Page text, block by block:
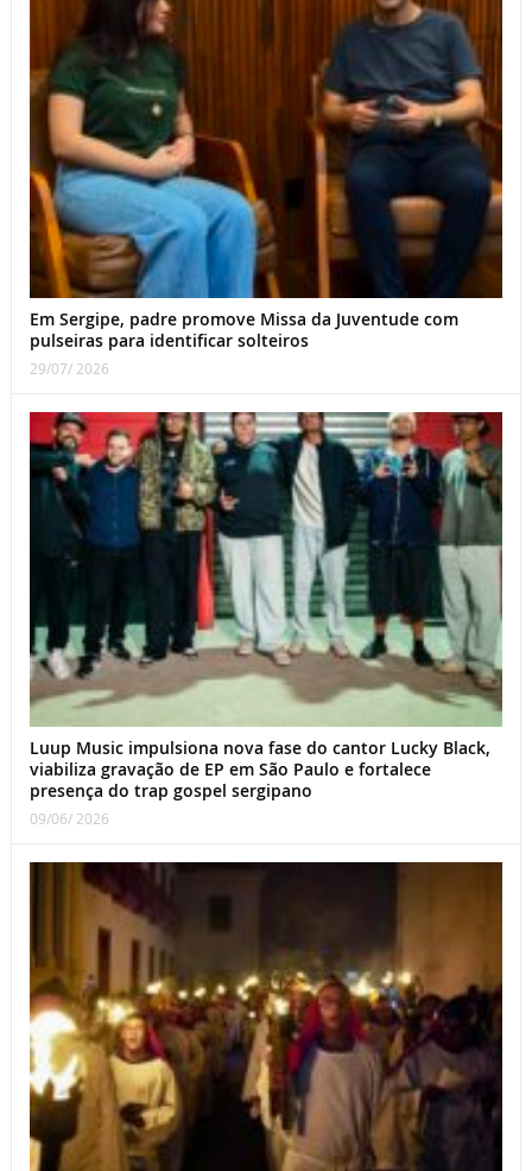
Em Sergipe, padre promove Missa da Juventude com
pulseiras para identificar solteiros
29/07/ 2026
Luup Music impulsiona nova fase do cantor Lucky Black,
viabiliza gravação de EP em São Paulo e fortalece
presença do trap gospel sergipano
09/06/ 2026